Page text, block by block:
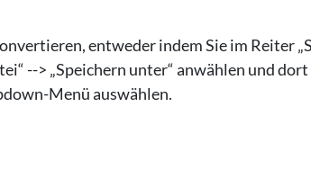
entweder indem Sie im Reiter
--> „Speichern unter“ anwählen und
Menü auswählen.